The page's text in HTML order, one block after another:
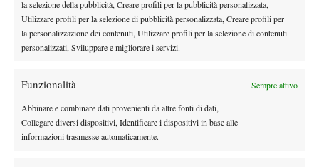
la selezione della pubblicità, Creare profili per la pubblicità personalizzata,
Utilizzare profili per la selezione di pubblicità personalizzata, Creare profili per
la personalizzazione dei contenuti, Utilizzare profili per la selezione di contenuti
personalizzati, Sviluppare e migliorare i servizi.
Funzionalità Sempre attivo
Abbinare e combinare dati provenienti da altre fonti di dati,
Collegare diversi dispositivi, Identificare i dispositivi in base alle
informazioni trasmesse automaticamente.
Coppa Davis è un sognoche ancora non ho realizzato perché
abbiamo tanti giocatori. È un momento fantastico per il tennis
italiano, sono contento di essere uno dei Top 20, insieme a
finale, l’italo-argentino ha concluso così: “
Devo recuperare,
mangiare bene e andare a dormire presto. Ho visto che
giochiamo sul Centrale, un campo diverso rispetto a oggi.
Cercherò di dare il massimo e lottare come ho fatto fino ad